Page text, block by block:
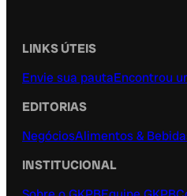
LINKS ÚTEIS
Envie sua pautaEncontrou
EDITORIAS
NegóciosAlimentos &
INSTITUCIONAL